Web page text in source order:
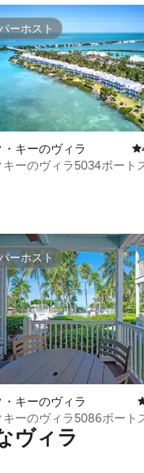
中4.69つ星の平均評価
ーホスト
ーホスト
・キーのヴィラ
キーのヴィラ5034ボート
中4.89つ星の平均評価
ーホスト
ーホスト
・キーのヴィラ
キーのヴィラ5086ボート
能ヴィラ